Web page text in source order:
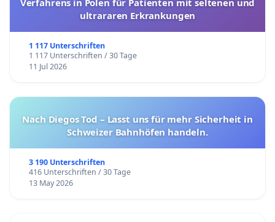
vielmehr für unsere Kinder und deren
Verfahrens in Polen für Patienten mit seltenen und
ultrararen Erkrankungen
1 117 Unterschriften
1 117 Unterschriften / 30 Tage
11 Jul 2026
Nach Diegos Tod – Lasst uns für mehr Sicherheit in
Schweizer Bahnhöfen handeln.
3 190 Unterschriften
416 Unterschriften / 30 Tage
13 May 2026